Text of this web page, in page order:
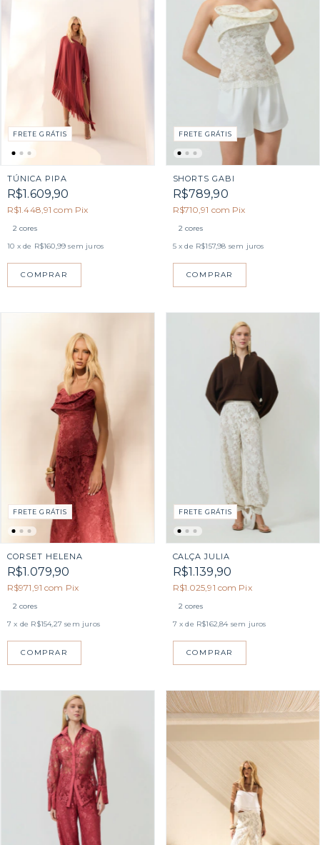
FRETE GRÁTIS
TÚNICA PIPA
R$1.609,90
R$1.448,91com Pix
2 cores
10 x de R$160,99 sem juros
COMPRAR
FRETE GRÁTIS
SHORTS GABI
R$789,90
R$710,91 com Pix
2 cores
5 x de R$157,98 sem juros
COMPRAR
FRETE GRÁTIS
CORSET HELENA
R$1.079,90
R$971,91com Pix
2 cores
7 x de R$154,27 sem juros
COMPRAR
FRETE GRÁTIS
CALÇA JULIA
R$1.139,90
R$1.025,91 com Pix
2 cores
7 x de R$162,84 sem juros
COMPRAR